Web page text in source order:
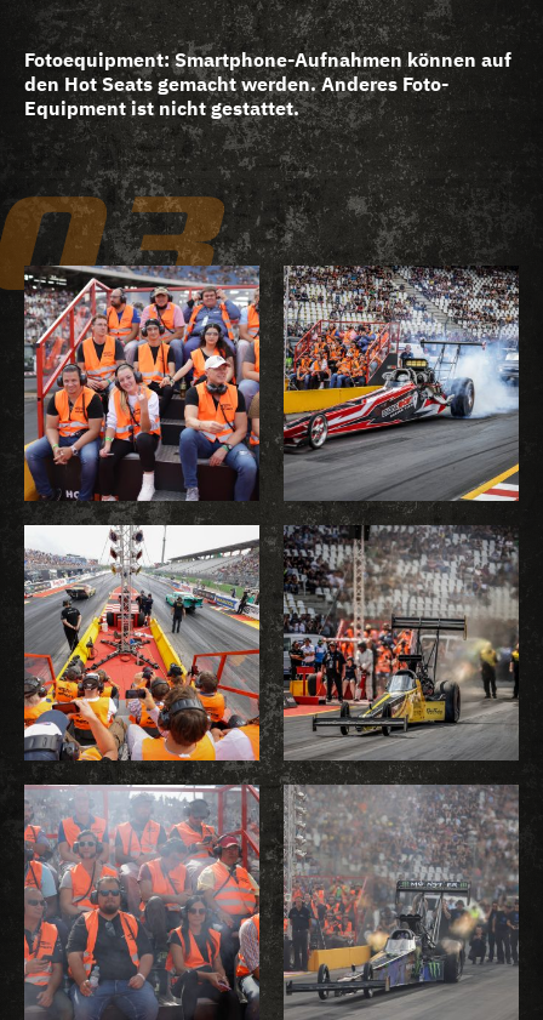
Fotoequipment:Smartphone-Aufnahmen können auf
den Hot Seats gemacht werden. Anderes Foto-
Equipment ist nicht gestattet.